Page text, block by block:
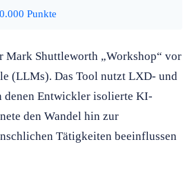
Punkte
Mark Shuttleworth „Workshop“ vor
(LLMs). Das Tool nutzt LXD- und
denen Entwickler isolierte KI-
den Wandel hin zur
Tätigkeiten beeinflussen